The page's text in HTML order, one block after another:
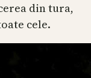
din tura,
cele.